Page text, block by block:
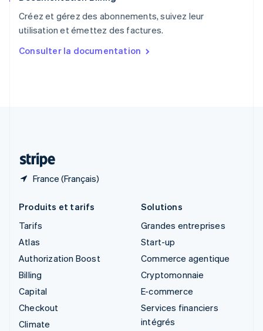
Créez et gérez des abonnements, suivez leur
utilisation et émettez des factures.
Consulter la documentation
France (Français)
Singapour
English 简体中文
English
Produits et tarifs
Tarifs
Atlas
Authorization Boost
Billing
Capital
Checkout
Climate
Solutions
Grandes entreprises
Start-up
Commerce agentique
Cryptomonnaie
E-commerce
Services financiers
intégrés